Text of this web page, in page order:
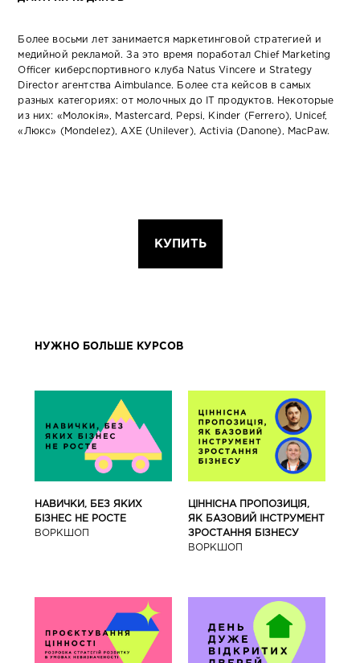
Более восьми лет занимается маркетинговой стратегией и
медийной рекламой. За это время поработал Chief Marketing
Officer киберспортивного клуба Natus Vincere и Strategy
Director агентства Aimbulance. Более ста кейсов в самых
разных категориях: от молочных до IT продуктов. Некоторые
из них: «Молокія», Mastercard, Pepsi, Kinder (Ferrero), Unicef,
«Люкс» (Mondelez), AXE (Unilever), Activia (Danone), MacPaw.
КУПИТЬ
НУЖНО БОЛЬШЕ КУРСОВ
НАВИЧКИ, БЕЗ ЯКИХ
БІЗНЕС НЕ РОСТЕ
ВОРКШОП
ЦІННІСНА ПРОПОЗИЦІЯ,
ЯК БАЗОВИЙ ІНСТРУМЕНТ
ЗРОСТАННЯ БІЗНЕСУ
ВОРКШОП